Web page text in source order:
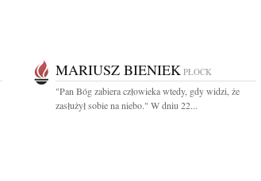
MARIUSZ BIENIEK PŁOCK
"Pan Bóg zabiera człowieka wtedy, gdy widzi, że
zasłużył sobie na niebo." W dniu 22...